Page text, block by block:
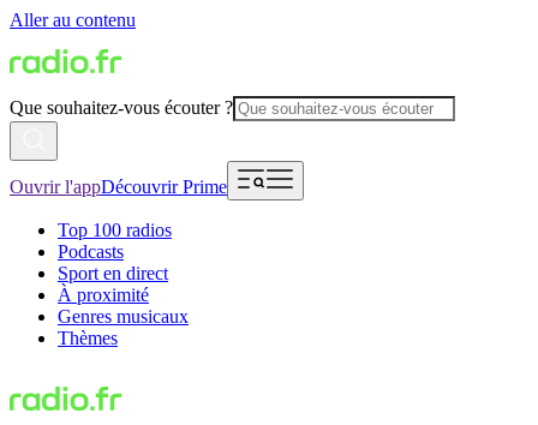
Aller au contenu
Que souhaitez-vous écouter ?
Ouvrir l'appDécouvrir Prime
Top 100 radios
Podcasts
Sport en direct
À proximité
Genres musicaux
Thèmes